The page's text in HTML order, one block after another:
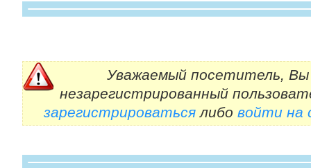
Уважаемый посетитель, Вы
незарегистрированный
зарегистрироватьсялибо войти на